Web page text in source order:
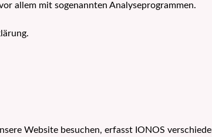
allem mit sogenannten Analyseprogrammen.
Website besuchen, erfasst IONOS